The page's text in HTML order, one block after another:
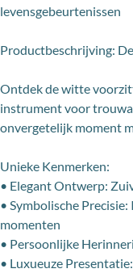
levensgebeurtenissen
Productbeschrijving:
Ontdek de witte
instrument voor
onvergetelijk moment
Unieke Kenmerken:
• Elegant Ontwerp:
• Symbolische
momenten
• Persoonlijke
• Luxueuze